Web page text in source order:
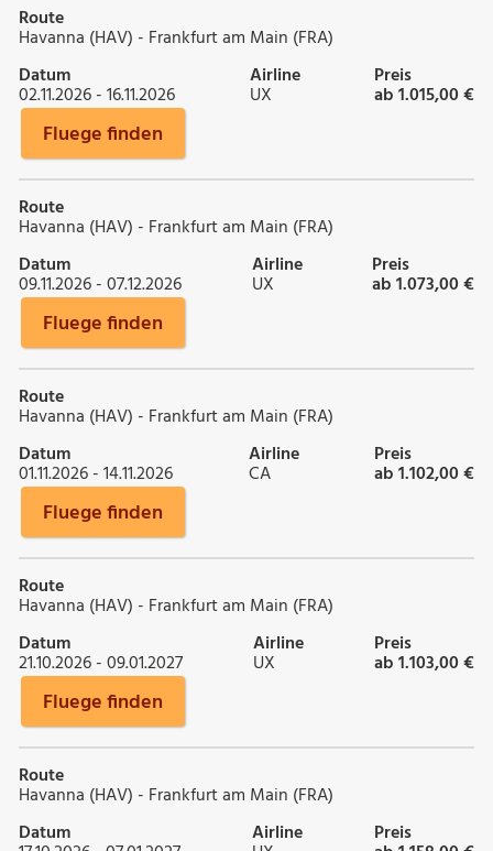
Route
Havanna (HAV) - Frankfurt am Main (FRA)
Datum
02.11.2026 - 16.11.2026
Airline
UX
Preis
ab 1.015,00 €
Fluege finden
Route
Havanna (HAV) - Frankfurt am Main (FRA)
Datum
09.11.2026 - 07.12.2026
Airline
UX
Preis
ab 1.073,00 €
Fluege finden
Route
Havanna (HAV) - Frankfurt am Main (FRA)
Datum
01.11.2026 - 14.11.2026
Airline
CA
Preis
ab 1.102,00 €
Fluege finden
Route
Havanna (HAV) - Frankfurt am Main (FRA)
Datum
21.10.2026 - 09.01.2027
Airline
UX
Preis
ab 1.103,00 €
Fluege finden
Route
Havanna (HAV) - Frankfurt am Main (FRA)
Datum
Airline Preis